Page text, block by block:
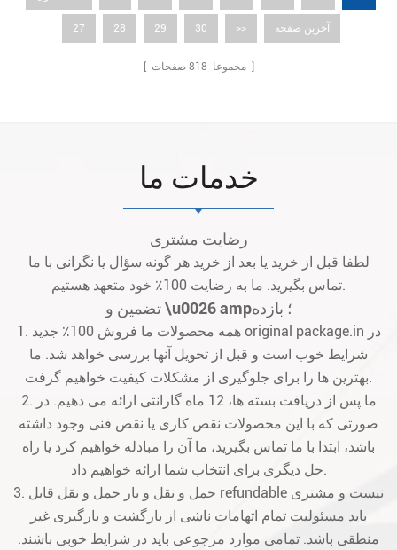
27 28 29 30 >> آخرین صفحه
[ مجموعا 818 صفحات ]
خدمات ما
رضایت مشتری
لطفا قبل از خرید یا بعد از خرید هر گونه سؤال یا نگرانی با ما
تماس بگیرید. ما به رضایت 100٪ خود متعهد هستیم.
تضمین و \u0026 amp؛ بازده
1. همه محصولات ما فروش 100٪ جدید original package.in در
شرایط خوب است و قبل از تحویل آنها بررسی خواهد شد. ما
بهترین ها را برای جلوگیری از مشکلات کیفیت خواهیم گرفت.
2. ما پس از دریافت بسته ها، 12 ماه گارانتی ارائه می دهیم. در
صورتی که با این محصولات نقص کاری یا نقص فنی وجود داشته
باشد، ابتدا با ما تماس بگیرید، ما آن را مبادله خواهیم کرد یا راه
حل دیگری برای انتخاب شما ارائه خواهیم داد.
3. حمل و نقل و بار حمل و نقل قابل refundable نیست و مشتری
باید مسئولیت تمام اتهامات ناشی از بازگشت و بارگیری غیر
منطقی باشد. تمامی موارد مرجوعی باید در شرایط خوبی باشند.